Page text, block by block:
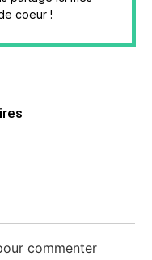
coeur !
commenter